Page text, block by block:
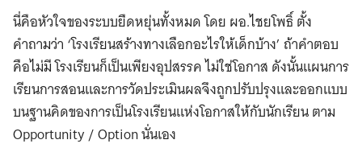
นี่คือหัวใจของระบบยืดหยุ่นทั้งหมด โดย ผอ.ไชยโพธิ์ ตั้ง
คำถามว่า ‘โรงเรียนสร้างทางเลือกอะไรให้เด็กบ้าง’ ถ้าคำตอบ
คือไม่มี โรงเรียนก็เป็นเพียงอุปสรรค ไม่ใช่โอกาส ดังนั้นแผนการ
เรียนการสอนและการวัดประเมินผลจึงถูกปรับปรุงและออกแบบ
บนฐานคิดของการเป็นโรงเรียนแห่งโอกาสให้กับนักเรียน ตาม
Opportunity / Option นั่นเอง